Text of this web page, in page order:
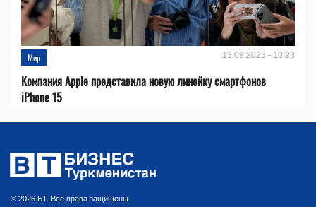
Мир 13.09.2023 - 10:23
Компания Apple представила новую линейку смартфонов
iPhone 15
© 2026 БТ. Все права защищены.